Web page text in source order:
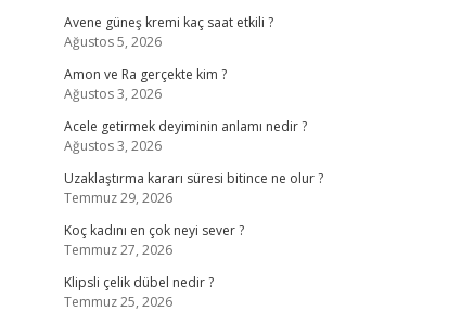
Avene güneş kremi kaç saat etkili ?
Ağustos 5, 2026
Amon ve Ra gerçekte kim ?
Ağustos 3, 2026
Acele getirmek deyiminin anlamı nedir ?
Ağustos 3, 2026
Uzaklaştırma kararı süresi bitince ne olur ?
Temmuz 29, 2026
Koç kadını en çok neyi sever ?
Temmuz 27, 2026
Klipsli çelik dübel nedir ?
Temmuz 25, 2026